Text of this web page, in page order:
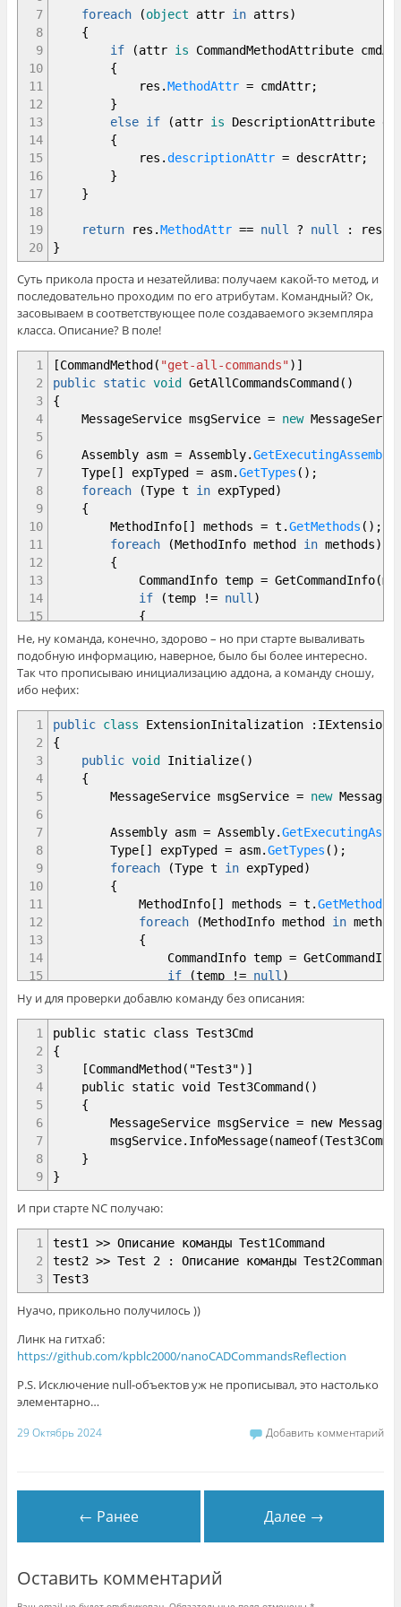
25
26
27
28
}
7
8
9
10
11
12
13
14
15
16
17
18
19
20
foreach (object attr inattrs)
{
if
(attr is CommandMethodAttribute
{
res .MethodAttr =cmdAttr;
}
else if (attr is DescriptionAttribute
{
res .descriptionAttr =descrAttr;
}
}
returnres .MethodAttr == null ? null : res
}
Суть прикола проста и незатейлива: получаем какой-то метод, и
последовательно проходим по его атрибутам. Командный? Ок,
засовываем в соответствующее поле создаваемого экземпляра
класса. Описание? В поле!
1
2
3
4
5
6
7
8
9
10
11
12
13
14
15
16
17
18
19
21
22
23
24
25
26
27
28
[CommandMethod ( "get-all-commands") ]
public static void GetAllCommandsCommand ( )
{
MessageService msgService = new
Assembly asm =Assembly.GetExecutingAssembly
Type[ ] expTyped =asm.GetTypes ( ) ;
foreach
(Type t inexpTyped )
{
MethodInfo[ ] methods =t .GetMethods ( ) ;
foreach
(MethodInfo method inmethods)
{
CommandInfo temp =GetCommandInfo(
if
(temp != null )
{
if (temp.descriptionAttr !=null
{
msgService. ConsoleMessage
temp
else
msgService
}
Не, ну команда, конечно, здорово – но при старте вываливать
подобную информацию, наверное, было бы более интересно.
Так что прописываю инициализацию аддона, а команду сношу,
ибо нефих:
1
2
3
4
5
6
7
8
9
10
11
12
13
14
15
16
18
19
20
21
22
23
24
25
26
27
28
29
30
31
32
34
35
36
38
39
49
50
public class ExtensionInitalization :
{
public void Initialize( )
{
MessageService msgService = new
Assembly asm =Assembly.
Type[ ] expTyped =asm.GetTypes ( ) ;
foreach
(Type t inexpTyped )
{
MethodInfo[ ] methods =t .GetMethods
foreach
(MethodInfo method in
{
CommandInfo temp =
if
(temp != null )
{
{
msgService
temp
}
{
msgService.
}
}
}
public voidTerminate() { }
{
CommandMethodAttribute
}
Ну и для проверки добавлю команду без описания:
1
2
3
4
5
6
7
8
9
public static class Test3Cmd
{
[CommandMethod("Test3")]
public static void Test3Command()
{
MessageService msgService = new
}
}
И при старте NC получаю:
1
2
3
test1 >> Описание команды Test1Command
test2 >> Test 2 : Описание команды Test2Command
Test3
Нуачо, прикольно получилось ))
Линк на гитхаб:
https://github.com/kpblc2000/nanoCADCommandsReflection
P.S. Исключение null-объектов уж не прописывал, это настолько
элементарно…
29 Октябрь 2024 Добавить комментарий
← Ранее Далее →
Оставить комментарий